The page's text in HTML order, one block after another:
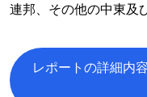
連邦、その他の中東及
レポートの詳細内